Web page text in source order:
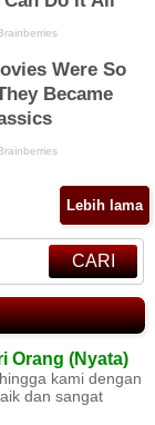
Lebih lama
CARI
Orang (Nyata)
kami dengan
dan sangat